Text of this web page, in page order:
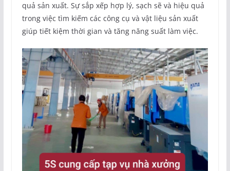
quả sản xuất. Sự sắp xếp hợp lý, sạch sẽ và hiệu quả
trong việc tìm kiếm các công cụ và vật liệu sản xuất
giúp tiết kiệm thời gian và tăng năng suất làm việc.